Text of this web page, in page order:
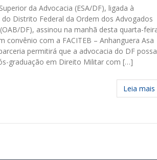
da Advocacia (ESA/DF), ligada à
do Distrito Federal da Ordem dos Advogados
DF), assinou na manhã desta quarta-
convênio com a FACITEB – Anhanguera Asa
permitirá que a advocacia do DF possa
graduação em Direito Militar com […]
Leia mais